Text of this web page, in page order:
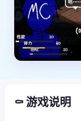
⚰️ 游戏说明